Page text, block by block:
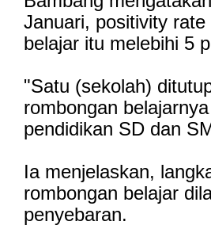
Januari, positivity
belajar itu melebihi 5
"Satu (sekolah)
rombongan
pendidikan SD dan
Ia menjelaskan,
rombongan belajar
penyebaran.